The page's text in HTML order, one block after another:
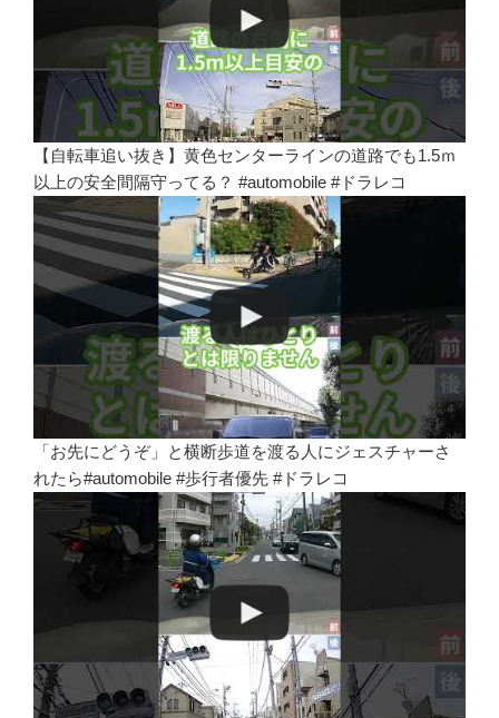
【自転車追い抜き】黄色センターラインの道路でも1.5ｍ
以上の安全間隔守ってる？ #automobile #ドラレコ
「お先にどうぞ」と横断歩道を渡る人にジェスチャーさ
れたら#automobile #歩行者優先 #ドラレコ